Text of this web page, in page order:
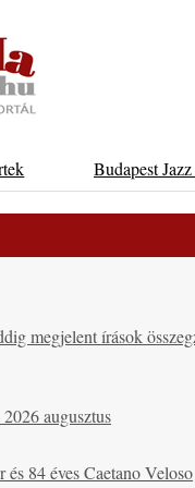
Budapest
megjelent írások
augusztus
84 éves Caetano Veloso